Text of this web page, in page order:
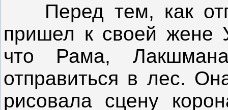
Перед тем, как
пришел к своей
что Рама,
отправиться в лес.
рисовала сцену